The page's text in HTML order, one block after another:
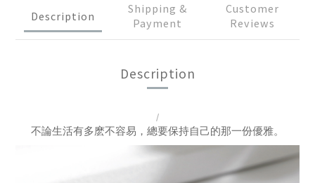
Description
Shipping &
Payment
Customer
Reviews
Description
/
不論生活有多麽不容易，總要保持自己的那一份優雅。